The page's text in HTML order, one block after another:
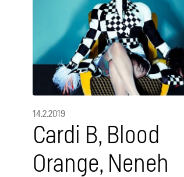
14.2.2019
Cardi B, Blood
Orange, Neneh